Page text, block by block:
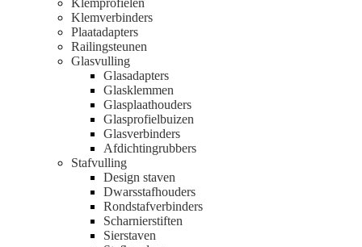
Klemprofielen
Klemverbinders
Plaatadapters
Railingsteunen
Glasvulling
Glasadapters
Glasklemmen
Glasplaathouders
Glasprofielbuizen
Glasverbinders
Afdichtingrubbers
Stafvulling
Design staven
Dwarsstafhouders
Rondstafverbinders
Scharnierstiften
Sierstaven